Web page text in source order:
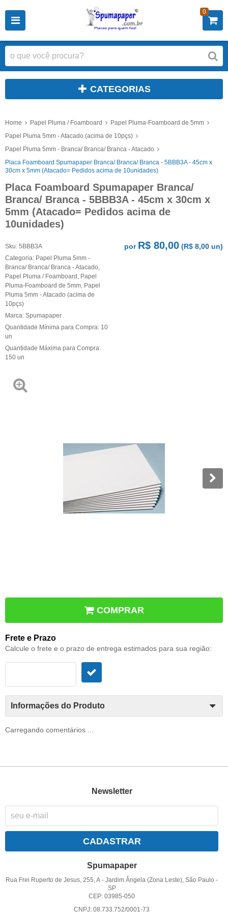
0
CATEGORIAS
Home Papel Pluma / Foamboard
Papel Pluma-Foamboard de 5mm
Papel Pluma 5mm - Atacado (acima de 10pçs)
Papel Pluma 5mm - Branca/ Branca/ Branca - Atacado
Placa Foamboard Spumapaper Branca/ Branca/ Branca - 5BBB3A - 45cm x
30cm x 5mm (Atacado= Pedidos acima de 10unidades)
Placa Foamboard Spumapaper Branca/
Branca/ Branca - 5BBB3A - 45cm x 30cm x
5mm (Atacado= Pedidos acima de
10unidades)
Sku: 5BBB3A
Categoria: Papel Pluma 5mm -
Branca/ Branca/ Branca - Atacado
Papel Pluma / Foamboard Papel
Pluma-Foamboard de 5mm Papel
Pluma 5mm - Atacado (acima de
10pçs)
Marca: Spumapaper
Quantidade Mínima para Compra: 10
un
Quantidade Máxima para Compra:
150 un
por R$ 80,00 (R$ 8,00 un)
COMPRAR
Frete e Prazo
Calcule o frete e o prazo de entrega estimados para sua região:
Informações do Produto
Carregando comentários ...
Newsletter
CADASTRAR
Spumapaper
Rua Frei Ruperto de Jesus, 255, A -Jardim Ângela (Zona Leste), São Paulo -
SP
CEP: 03985-050
CNPJ: 08.733.752/0001-73